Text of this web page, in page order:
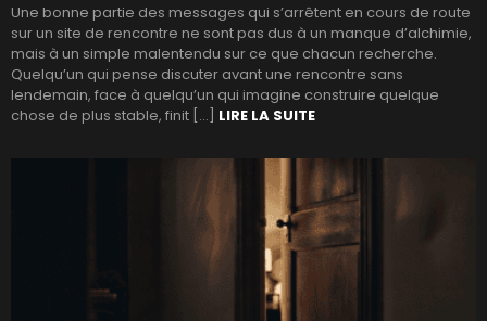
Une bonne partie des messages qui s’arrêtent en cours de route
sur un site de rencontre ne sont pas dus à un manque d’alchimie,
mais à un simple malentendu sur ce que chacun recherche.
Quelqu’un qui pense discuter avant une rencontre sans
lendemain, face à quelqu’un qui imagine construire quelque
chose de plus stable, finit […] LIRE LA SUITE